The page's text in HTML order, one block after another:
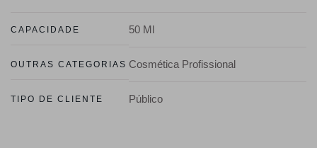
CAPACIDADE 50 Ml
OUTRAS CATEGORIAS Cosmética Profissional
TIPO DE CLIENTE Público